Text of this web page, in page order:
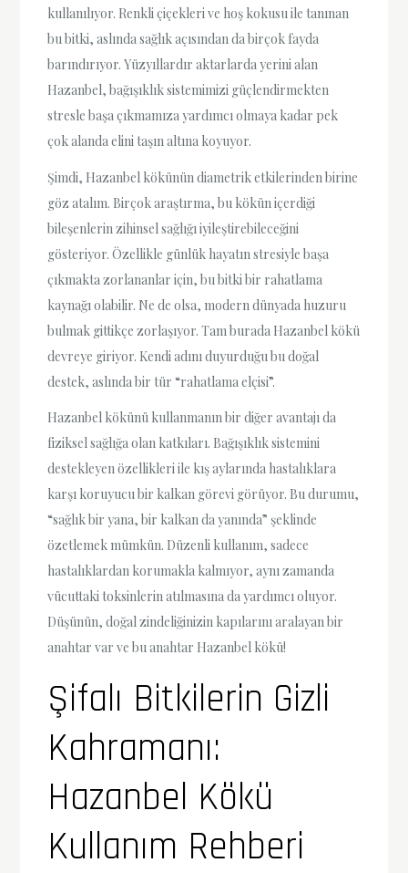
kullanılıyor. Renkli çiçekleri ve hoş kokusu ile tanınan
bu bitki, aslında sağlık açısından da birçok fayda
barındırıyor. Yüzyıllardır aktarlarda yerini alan
Hazanbel, bağışıklık sistemimizi güçlendirmekten
stresle başa çıkmamıza yardımcı olmaya kadar pek
çok alanda elini taşın altına koyuyor.
Şimdi, Hazanbel kökünün diametrik etkilerinden birine
göz atalım. Birçok araştırma, bu kökün içerdiği
bileşenlerin zihinsel sağlığı iyileştirebileceğini
gösteriyor. Özellikle günlük hayatın stresiyle başa
çıkmakta zorlananlar için, bu bitki bir rahatlama
kaynağı olabilir. Ne de olsa, modern dünyada huzuru
bulmak gittikçe zorlaşıyor. Tam burada Hazanbel kökü
devreye giriyor. Kendi adını duyurduğu bu doğal
destek, aslında bir tür “rahatlama elçisi”.
Hazanbel kökünü kullanmanın bir diğer avantajı da
fiziksel sağlığa olan katkıları. Bağışıklık sistemini
destekleyen özellikleri ile kış aylarında hastalıklara
karşı koruyucu bir kalkan görevi görüyor. Bu durumu,
“sağlık bir yana, bir kalkan da yanında” şeklinde
özetlemek mümkün. Düzenli kullanım, sadece
hastalıklardan korumakla kalmıyor, aynı zamanda
vücuttaki toksinlerin atılmasına da yardımcı oluyor.
Düşünün, doğal zindeliğinizin kapılarını aralayan bir
anahtar var ve bu anahtar Hazanbel kökü!
Şifalı Bitkilerin Gizli
Kahramanı:
Hazanbel Kökü
Kullanım Rehberi